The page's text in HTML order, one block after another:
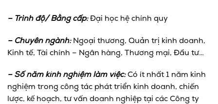
– Trình độ/ Bằng cấp:Đại học hệ chính quy
– Chuyên ngành:Ngoại thương, Quản trị kinh doanh,
Kinh tế, Tài chính – Ngân hàng, Thương mại, Đầu tư…
– Số năm kinh nghiệm làm việc:Có ít nhất 1 năm kinh
nghiệm trong công tác phát triển kinh doanh, chiến
lược, kế hoạch, tư vấn doanh nghiệp tại các Công ty